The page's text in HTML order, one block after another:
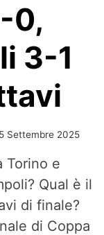
0,
3-1
Settembre 2025
Torino e
Qual è il
di finale?
di Coppa